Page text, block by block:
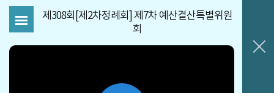
제308회[제2차정례회] 제7차 예산결산특별위원
회